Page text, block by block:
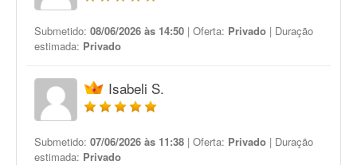
Submetido: 08/06/2026 às 14:50 | Oferta: Privado | Duração
estimada: Privado
Isabeli S.
Submetido: 07/06/2026 às 11:38 | Oferta: Privado | Duração
estimada: Privado